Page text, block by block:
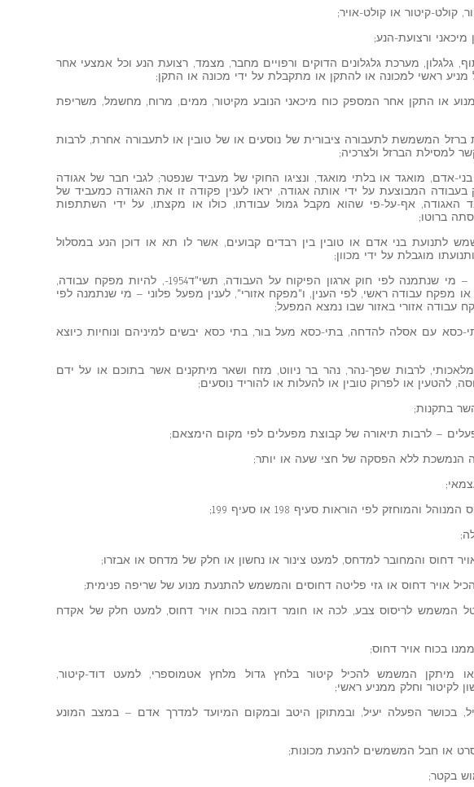
קולט-קיטור או קולט-אויר;
ורצועת-הנע;
גלגלון, מערכת גלגלונים הדוקים ורפויים מחבר, מצמד, רצועת הנע וכל אמצעי אחר
ראשי למכונה או להתקן או מתקבלת על ידי מכונה או התקן;
או התקן אחר המספק כוח מיכאני הנובע מקיטור, ממים, מרוח, מחשמל, משריפת
המשמשת לתעבורה ציבורית של נוסעים או של טובין או לתעבורה אחרת, לרבות
למסילת הברזל ולצרכיה;
אדם, מואגד או בלתי מואגד, ונציגו החוקי של מעביד שנפטר; לגבי חבר של אגודה
המבוצעת על ידי אותה אגודה, יראו לענין פקודה זו את האגודה כמעביד של
האגודה, אף-על-פי שהוא מקבל גמול עבודתו, כולו או מקצתו, על ידי השתתפות
ברוטו;
לתנועת בני אדם או טובין בין רבדים קבועים, אשר לו תא או דוכן הנע במסלול
מוגבלת על ידי מכוון;
"מפקח", "מפקח ראשי" – מי שנתמנה לפי חוק ארגון הפיקוח על העבודה, תשי"ד1954-, להיות מפקח עבודה,
מפקח עבודה ראשי, לפי הענין, ו"מפקח אזורי", לענין מפעל פלוני – מי שנתמנה לפי
עבודה אזורי באזור שבו נמצא המפעל;
כסא עם אסלה להדחה, בתי-כסא מעל בור, בתי כסא יבשים למיניהם ונוחיות כיוצא
מלאכותי, לרבות שפך-נהר, נהר בר ניווט, מזח ושאר מיתקנים אשר בתוכם או על ידם
להטעין או לפרוק טובין או להעלות או להוריד נוסעים;
בתקנות;
– לרבות תיאורה של קבוצת מפעלים לפי מקום הימצאם;
הנמשכת ללא הפסקה של חצי שעה או יותר;
והמוחזק לפי הוראות סעיף 198 או סעיף 199;
המשמש לריסוס צבע, לכה או חומר דומה בכוח אויר דחוס, למעט חלק של אקדח
מיתקן המשמש להכיל קיטור בלחץ גדול מלחץ אטמוספרי, למעט דוד-קיטור,
לקיטור וחלק ממניע ראשי;
בכושר הפעלה יעיל, ובמתוקן היטב ובמקום המיועד למדרך אדם – במצב המונע
או חבל המשמשים להנעת מכונות;
בקטר;